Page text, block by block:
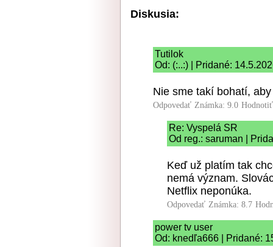
Diskusia:
Tutilok
Od: (:..:) | Pridané:
Nie sme takí bohatí,
Odpovedať Známka: 9.0
Re: Vyspelá SR
Od reg.: saruman |
Keď už platím tak
nemá význam.
Netflix neponúka.
Odpovedať Známka: 8.7
power tv user
Od: knedľa666 | Pridané: